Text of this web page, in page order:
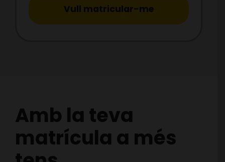
Vull matricular-me
Amb la teva
matrícula a més